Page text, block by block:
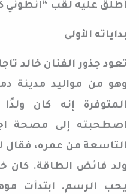
أطلق عليه لقب “انطوني
بداياته الأولى
تعود جذور الفنان خالد
وهو من مواليد مدينة
المتوفرة إنه كان
اصطحبته إلى مصحة
التاسعة من عمره، فقال
ولد فائض الطاقة. كان
يحب الرسم. ابتدأت